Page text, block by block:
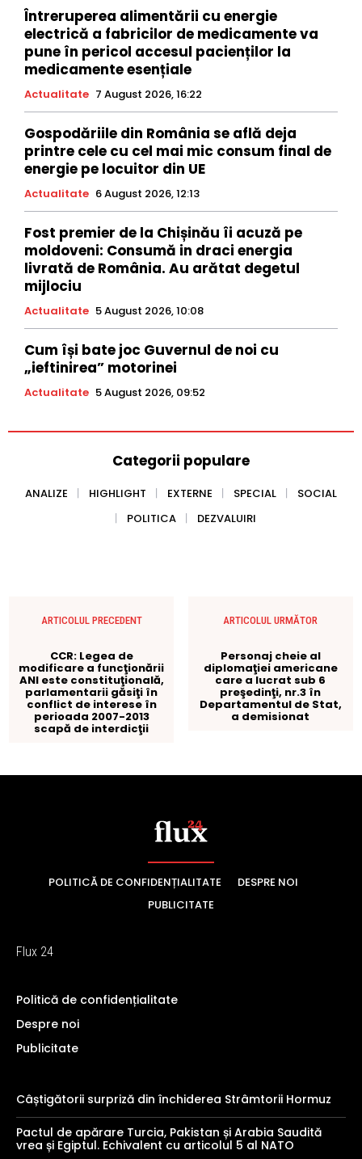
POLITICĂ DE CONFIDENȚIALITATE
DESPRE NOI
PUBLICITATE
Flux 24
Politică de confidențialitate
Despre noi
Publicitate
Câștigătorii surpriză din închiderea Strâmtorii Hormuz
Pactul de apărare Turcia, Pakistan și Arabia Saudită
vrea și Egiptul. Echivalent cu articolul 5 al NATO